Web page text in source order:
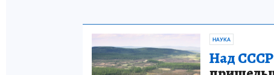
НАУКА
Над СССР